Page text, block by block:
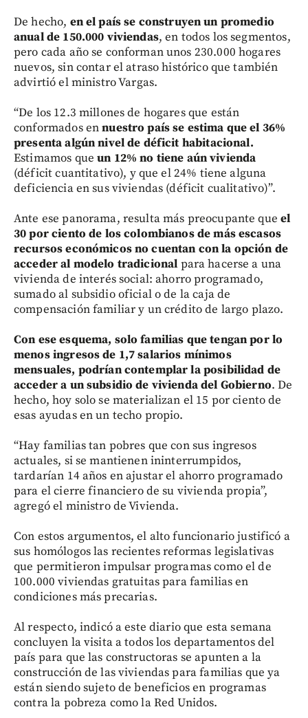
De hecho, en el país se construyen un promedio
anual de 150.000 viviendas, en todos los segmentos,
pero cada año se conforman unos 230.000 hogares
nuevos, sin contar el atraso histórico que también
advirtió el ministro Vargas.
“De los 12.3 millones de hogares que están
conformados ennuestro país se estima que el 36%
presenta algún nivel de déficit habitacional.
Estimamos queun 12% no tiene aún vivienda
(déficit cuantitativo), y que el 24% tiene alguna
deficiencia en sus viviendas (déficit cualitativo)”.
Ante ese panorama, resulta más preocupante queel
30 por ciento de los colombianos de más escasos
recursos económicos no cuentan con la opción de
acceder al modelo tradicional para hacerse a una
vivienda de interés social: ahorro programado,
sumado al subsidio oficial o de la caja de
compensación familiar y un crédito de largo plazo.
Con ese esquema, solo familias que tengan por lo
menos ingresos de 1,7 salarios mínimos
mensuales, podrían contemplar la posibilidad de
acceder a un subsidio de vivienda del Gobierno. De
hecho, hoy solo se materializan el 15 por ciento de
esas ayudas en un techo propio.
“Hay familias tan pobres que con sus ingresos
actuales, si se mantienen ininterrumpidos,
tardarían 14 años en ajustar el ahorro programado
para el cierre financiero de su vivienda propia”,
agregó el ministro de Vivienda.
Con estos argumentos, el alto funcionario justificó a
sus homólogos las recientes reformas legislativas
que permitieron impulsar programas como el de
100.000 viviendas gratuitas para familias en
condiciones más precarias.
Al respecto, indicó a este diario que esta semana
concluyen la visita a todos los departamentos del
país para que las constructoras se apunten a la
construcción de las viviendas para familias que ya
están siendo sujeto de beneficios en programas
contra la pobreza como la Red Unidos.